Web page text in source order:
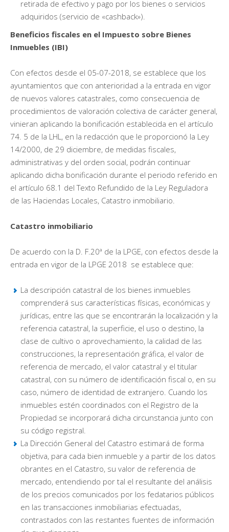
retirada de efectivo y pago por los bienes o servicios
adquiridos (servicio de «cashback»).
Beneficios fiscales en el Impuesto sobre Bienes
Inmuebles (IBI)
Con efectos desde el 05-07-2018, se establece que los
ayuntamientos que con anterioridad a la entrada en vigor
de nuevos valores catastrales, como consecuencia de
procedimientos de valoración colectiva de carácter general,
vinieran aplicando la bonificación establecida en el artículo
74. 5 de la LHL, en la redacción que le proporcionó la Ley
14/2000, de 29 diciembre, de medidas fiscales,
administrativas y del orden social, podrán continuar
aplicando dicha bonificación durante el periodo referido en
el artículo 68.1 del Texto Refundido de la Ley Reguladora
de las Haciendas Locales, Catastro inmobiliario.
Catastro inmobiliario
De acuerdo con la D. F.20ª de la LPGE, con efectos desde la
entrada en vigor de la LPGE 2018 se establece que:
La descripción catastral de los bienes inmuebles
comprenderá sus características físicas, económicas y
jurídicas, entre las que se encontrarán la localización y la
referencia catastral, la superficie, el uso o destino, la
clase de cultivo o aprovechamiento, la calidad de las
construcciones, la representación gráfica, el valor de
referencia de mercado, el valor catastral y el titular
catastral, con su número de identificación fiscal o, en su
caso, número de identidad de extranjero. Cuando los
inmuebles estén coordinados con el Registro de la
Propiedad se incorporará dicha circunstancia junto con
su código registral.
La Dirección General del Catastro estimará de forma
objetiva, para cada bien inmueble y a partir de los datos
obrantes en el Catastro, su valor de referencia de
mercado, entendiendo por tal el resultante del análisis
de los precios comunicados por los fedatarios públicos
en las transacciones inmobiliarias efectuadas,
contrastados con las restantes fuentes de información